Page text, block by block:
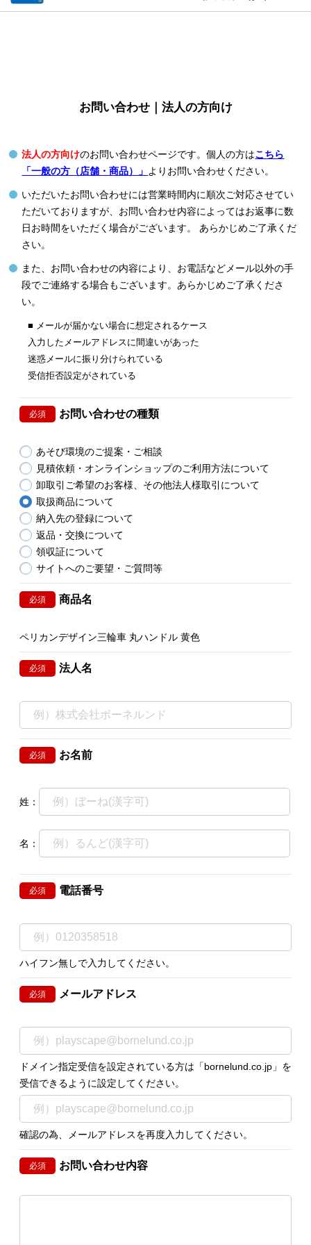
お問い合わせ｜法人の方向け
法人の方向けのお問い合わせページです。個人の方はこちら
「一般の方（店舗・商品）」 よりお問い合わせください。
いただいたお問い合わせには営業時間内に順次ご対応させてい
ただいておりますが、お問い合わせ内容によってはお返事に数
日お時間をいただく場合がございます。 あらかじめご了承くだ
さい。
また、お問い合わせの内容により、お電話などメール以外の手
段でご連絡する場合もございます。あらかじめご了承くださ
い。
■ メールが届かない場合に想定されるケース
入力したメールアドレスに間違いがあった
迷惑メールに振り分けられている
受信拒否設定がされている
必須 お問い合わせの種類
あそび環境のご提案・ご相談
見積依頼・オンラインショップのご利用方法について
卸取引ご希望のお客様、その他法人様取引について
取扱商品について
納入先の登録について
返品・交換について
領収証について
サイトへのご要望・ご質問等
必須 商品名
ペリカンデザイン三輪車 丸ハンドル 黄色
必須 法人名
必須 お名前
姓：
名：
必須 電話番号
ハイフン無しで入力してください。
必須 メールアドレス
ドメイン指定受信を設定されている方は「bornelund.co.jp」を
受信できるように設定してください。
確認の為、メールアドレスを再度入力してください。
必須 お問い合わせ内容